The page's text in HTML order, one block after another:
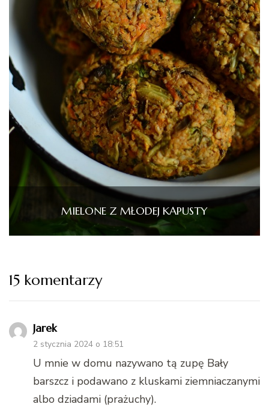
MIELONE Z MŁODEJ KAPUSTY
15 komentarzy
Jarek
2 stycznia 2024 o 18:51
U mnie w domu nazywano tą zupę Bały
barszcz i podawano z kluskami ziemniaczanymi
albo dziadami (prażuchy).